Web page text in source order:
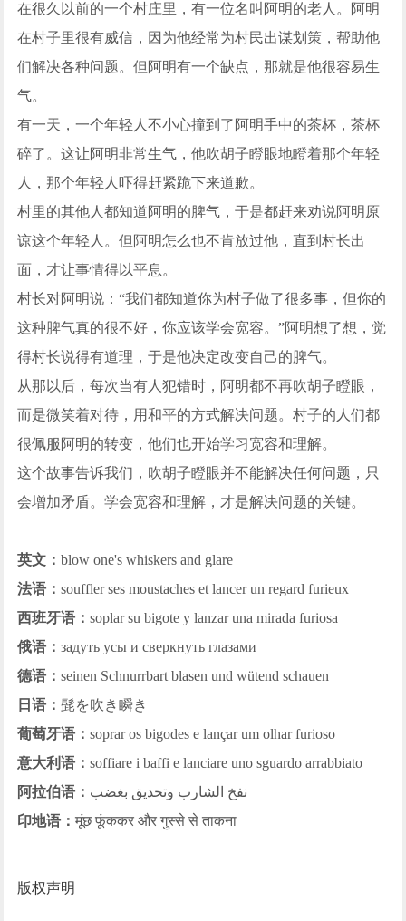
在很久以前的一个村庄里，有一位名叫阿明的老人。阿明
在村子里很有威信，因为他经常为村民出谋划策，帮助他
们解决各种问题。但阿明有一个缺点，那就是他很容易生
气。
有一天，一个年轻人不小心撞到了阿明手中的茶杯，茶杯
碎了。这让阿明非常生气，他吹胡子瞪眼地瞪着那个年轻
人，那个年轻人吓得赶紧跪下来道歉。
村里的其他人都知道阿明的脾气，于是都赶来劝说阿明原
谅这个年轻人。但阿明怎么也不肯放过他，直到村长出
面，才让事情得以平息。
村长对阿明说：“我们都知道你为村子做了很多事，但你的
这种脾气真的很不好，你应该学会宽容。”阿明想了想，觉
得村长说得有道理，于是他决定改变自己的脾气。
从那以后，每次当有人犯错时，阿明都不再吹胡子瞪眼，
而是微笑着对待，用和平的方式解决问题。村子的人们都
很佩服阿明的转变，他们也开始学习宽容和理解。
这个故事告诉我们，吹胡子瞪眼并不能解决任何问题，只
会增加矛盾。学会宽容和理解，才是解决问题的关键。
英文：blow one's whiskers and glare
法语：souffler ses moustaches et lancer un regard furieux
西班牙语：soplar su bigote y lanzar una mirada furiosa
俄语：задуть усы и сверкнуть глазами
德语：seinen Schnurrbart blasen und wütend schauen
日语：髭を吹き瞬き
葡萄牙语：soprar os bigodes e lançar um olhar furioso
意大利语：soffiare i baffi e lanciare uno sguardo arrabbiato
阿拉伯语： نفخ الشارب وتحديق بغضب
印地语：मूंछ फूंककर और गुस्से से ताकना
版权声明